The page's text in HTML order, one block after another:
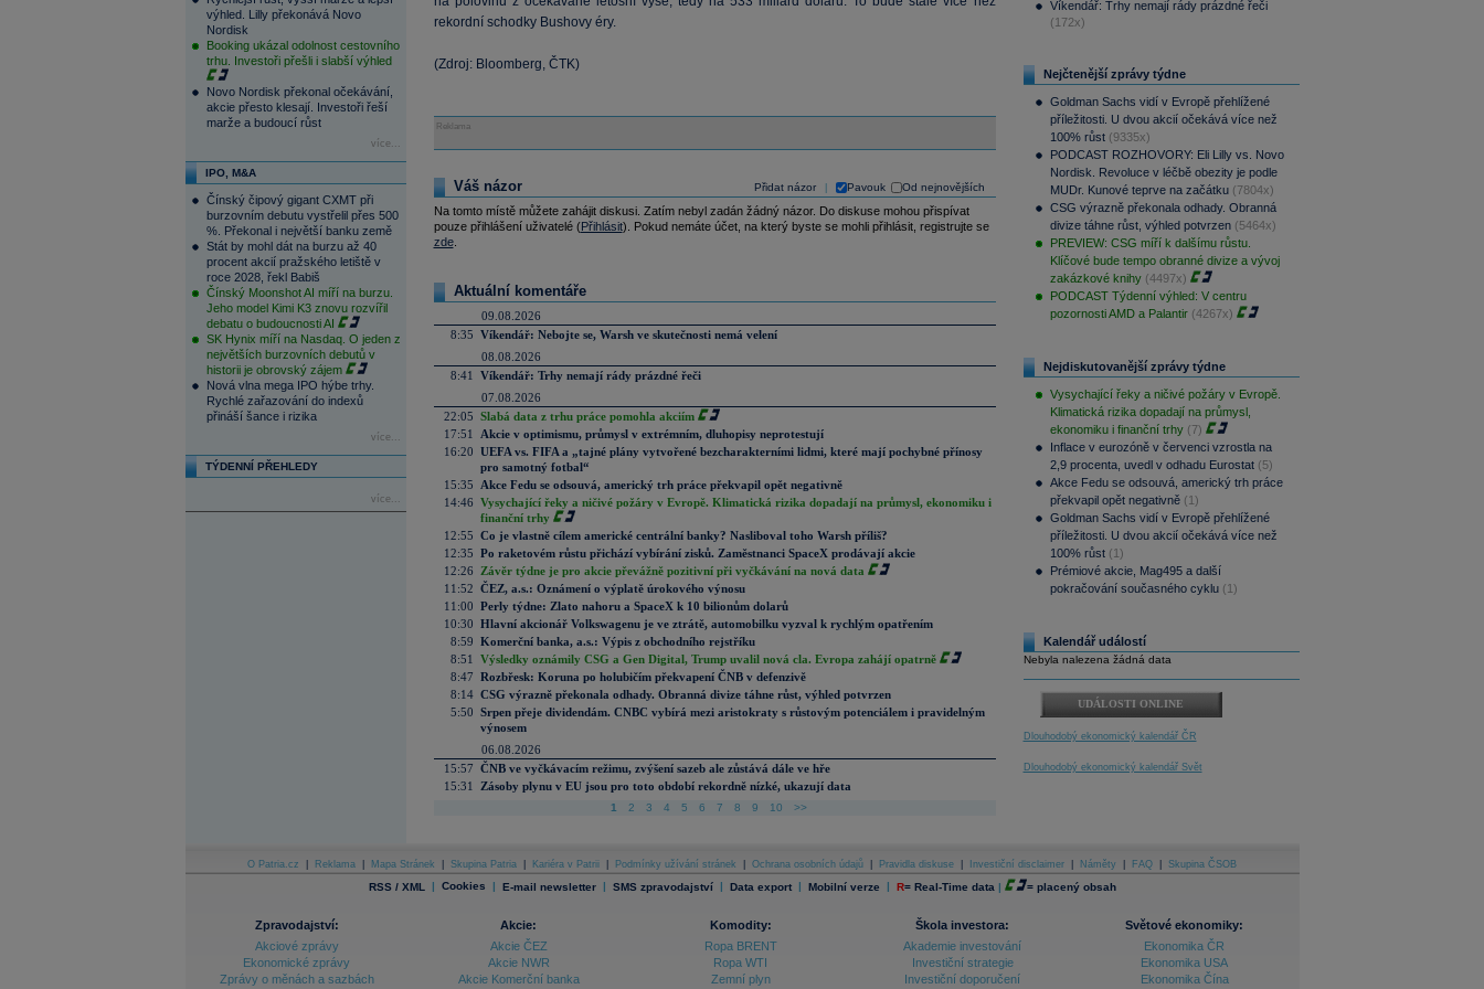
výhled. Lilly překonává Novo
Nordisk
Booking ukázal odolnost cestovního
trhu. Investoři přešli i slabší výhled
Novo Nordisk překonal očekávání,
akcie přesto klesají. Investoři řeší
marže a budoucí růst
více...
IPO, M&A
Čínský čipový gigant CXMT při
burzovním debutu vystřelil přes 500
%. Překonal i největší banku země
Stát by mohl dát na burzu až 40
procent akcií pražského letiště v
roce 2028, řekl Babiš
Čínský Moonshot AI míří na burzu.
Jeho model Kimi K3 znovu rozvířil
debatu o budoucnosti AI
SK Hynix míří na Nasdaq. O jeden z
největších burzovních debutů v
historii je obrovský zájem
Nová vlna mega IPO hýbe trhy.
Rychlé zařazování do indexů
přináší šance i rizika
více...
TÝDENNÍ PŘEHLEDY
více...
rekordní schodky Bushovy éry.
(Zdroj: Bloomberg, ČTK)
Reklama
Přidat názor Pavouk Od nejnovějších
Váš názor
Na tomto místě můžete zahájit diskusi. Zatím nebyl zadán žádný názor. Do diskuse mohou přispívat
pouze přihlášení uživatelé (Přihlásit). Pokud nemáte účet, na který byste se mohli přihlásit, registrujte se
zde.
Aktuální komentáře
09.08.2026
8:35 Víkendář: Nebojte se, Warsh ve skutečnosti nemá velení
08.08.2026
8:41
Víkendář: Trhy nemají rády prázdné řeči
07.08.2026
22:05 Slabá data z trhu práce pomohla akciím
17:51
Akcie v optimismu, průmysl v extrémním, dluhopisy neprotestují
16:20 UEFA vs. FIFA a „tajné plány vytvořené bezcharakterními lidmi, které mají pochybné přínosy
pro samotný fotbal“
15:35
Akce Fedu se odsouvá, americký trh práce překvapil opět negativně
14:46 Vysychající řeky a ničivé požáry v Evropě. Klimatická rizika dopadají na průmysl, ekonomiku i
finanční trhy
12:55 Co je vlastně cílem americké centrální banky? Nasliboval toho Warsh příliš?
12:35 Po raketovém růstu přichází vybírání zisků. Zaměstnanci SpaceX prodávají akcie
12:26
Závěr týdne je pro akcie převážně pozitivní při vyčkávání na nová data
11:52 ČEZ, a.s.: Oznámení o výplatě úrokového výnosu
11:00 Perly týdne: Zlato nahoru a SpaceX k 10 bilionům dolarů
10:30 Hlavní akcionář Volkswagenu je ve ztrátě, automobilku vyzval k rychlým opatřením
8:59 Komerční banka, a.s.: Výpis z obchodního rejstříku
8:51
Výsledky oznámily CSG a Gen Digital, Trump uvalil nová cla. Evropa zahájí opatrně
8:47 Rozbřesk: Koruna po holubičím překvapení ČNB v defenzivě
8:14 CSG výrazně překonala odhady. Obranná divize táhne růst, výhled potvrzen
5:50 Srpen přeje dividendám. CNBC vybírá mezi aristokraty s růstovým potenciálem i pravidelným
výnosem
06.08.2026
15:57 ČNB ve vyčkávacím režimu, zvýšení sazeb ale zůstává dále ve hře
15:31
Zásoby plynu v EU jsou pro toto období rekordně nízké, ukazují data
1 2 3 4 5 6 7 8 9 10 >>
Víkendář: Trhy nemají rády prázdné řeči
(172x)
Nejčtenější zprávy týdne
Goldman Sachs vidí v Evropě přehlížené
příležitosti. U dvou akcií očekává více než
100% růst (9335x)
PODCAST ROZHOVORY: Eli Lilly vs. Novo
Nordisk. Revoluce v léčbě obezity je podle
MUDr. Kunové teprve na začátku (7804x)
CSG výrazně překonala odhady. Obranná
divize táhne růst, výhled potvrzen (5464x)
PREVIEW: CSG míří k dalšímu růstu.
Klíčové bude tempo obranné divize a vývoj
zakázkové knihy (4497x)
PODCAST Týdenní výhled: V centru
pozornosti AMD a Palantir (4267x)
Nejdiskutovanější zprávy týdne
Vysychající řeky a ničivé požáry v Evropě.
Klimatická rizika dopadají na průmysl,
ekonomiku i finanční trhy (7)
Inflace v eurozóně v červenci vzrostla na
2,9 procenta, uvedl v odhadu Eurostat (5)
Akce Fedu se odsouvá, americký trh práce
překvapil opět negativně (1)
Goldman Sachs vidí v Evropě přehlížené
příležitosti. U dvou akcií očekává více než
100% růst (1)
Prémiové akcie, Mag495 a další
pokračování současného cyklu (1)
Kalendář událostí
Nebyla nalezena žádná data
UDÁLOSTI ONLINE
Dlouhodobý ekonomický kalendář ČR
Dlouhodobý ekonomický kalendář Svět
O Patria.cz Reklama Mapa Stránek Skupina Patria Kariéra v Patrii Podmínky užívání stránek Ochrana osobních údajů Pravidla diskuse Investiční disclaimer Náměty FAQ Skupina ČSOB
RSS / XML | Cookies | E-mail newsletter | SMS zpravodajství | Data export | Mobilní verze | R= Real-Time data | = placený obsah
Zpravodajství:
Akciové zprávy
Ekonomické zprávy
Zprávy o měnách a sazbách
Akcie:
Akcie ČEZ
Akcie NWR
Akcie Komerční banka
Komodity:
Ropa BRENT
Ropa WTI
Zemní plyn
Škola investora:
Akademie investování
Investiční strategie
Investiční doporučení
Světové ekonomiky:
Ekonomika ČR
Ekonomika USA
Ekonomika Čína